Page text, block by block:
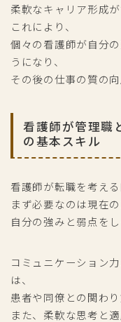
柔軟なキャリア形成
これにより、
個々の看護師が自分
うになり、
その後の仕事の質の
看護師が管理職
の基本スキル
看護師が転職を考える
まず必要なのは現在
自分の強みと弱点を
コミュニケーション
は、
患者や同僚との関わり
また、柔軟な思考と適